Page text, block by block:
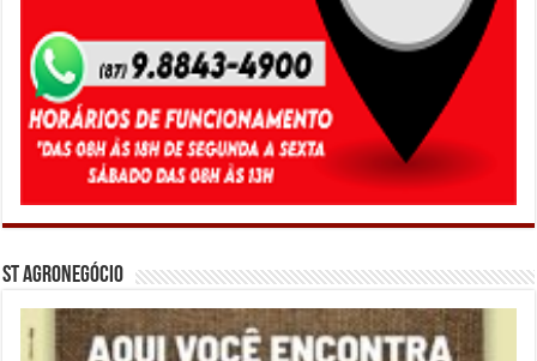
ST Agronegócio